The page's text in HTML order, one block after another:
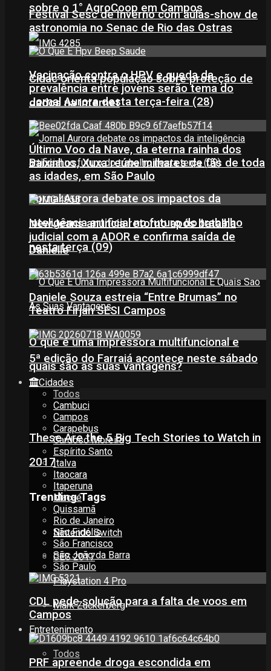
sobre o 1° AgroCoop em Campos
Cidac orienta população sobre proteção de
dados na internet
Jornal Aurora debate os impactos da
inteligência artificial no futuro do trabalho
nesta terça (09)
O que é uma impressora multifuncional e
quais são as suas vantagens?
These Are the 5 Big Tech Stories to Watch in
2017
Trending Tags
Nintendo Switch
CES 2017
Playstation 4 Pro
Mark Zuckerberg
Entretenimento
Todos
Festival Sesc de Inverno com aulas-show de
astronomia no Senac de Rio das Ostras
Vacinação contra o HPV e queda da
prevalência entre jovens serão tema do
Jornal Aurora desta terça-feira (28)
Último Voo da Nave, da eterna rainha dos
Baixinhos, Xuxa reúne milhares de fãs de toda
as idades, em São Paulo
NewJeans anuncia retorno após batalha
judicial com a ADOR e confirma saída de
Danielle
Daniele Souza estreia “Entre Brumas” no
Teatro Firjan SESI Campos
5ª edição do Farraiá acontece neste sábado
Cidades
Todos
Cambuci
Campos
Carapebus
Cardoso Moreira
Espírito Santo
Italva
Itaocara
Itaperuna
Macaé
Quissamã
Rio de Janeiro
São Fidélis
São Francisco
São João da Barra
São Paulo
CDL pede solução para a falta de voos em
Campos
PRF apreende droga escondida em